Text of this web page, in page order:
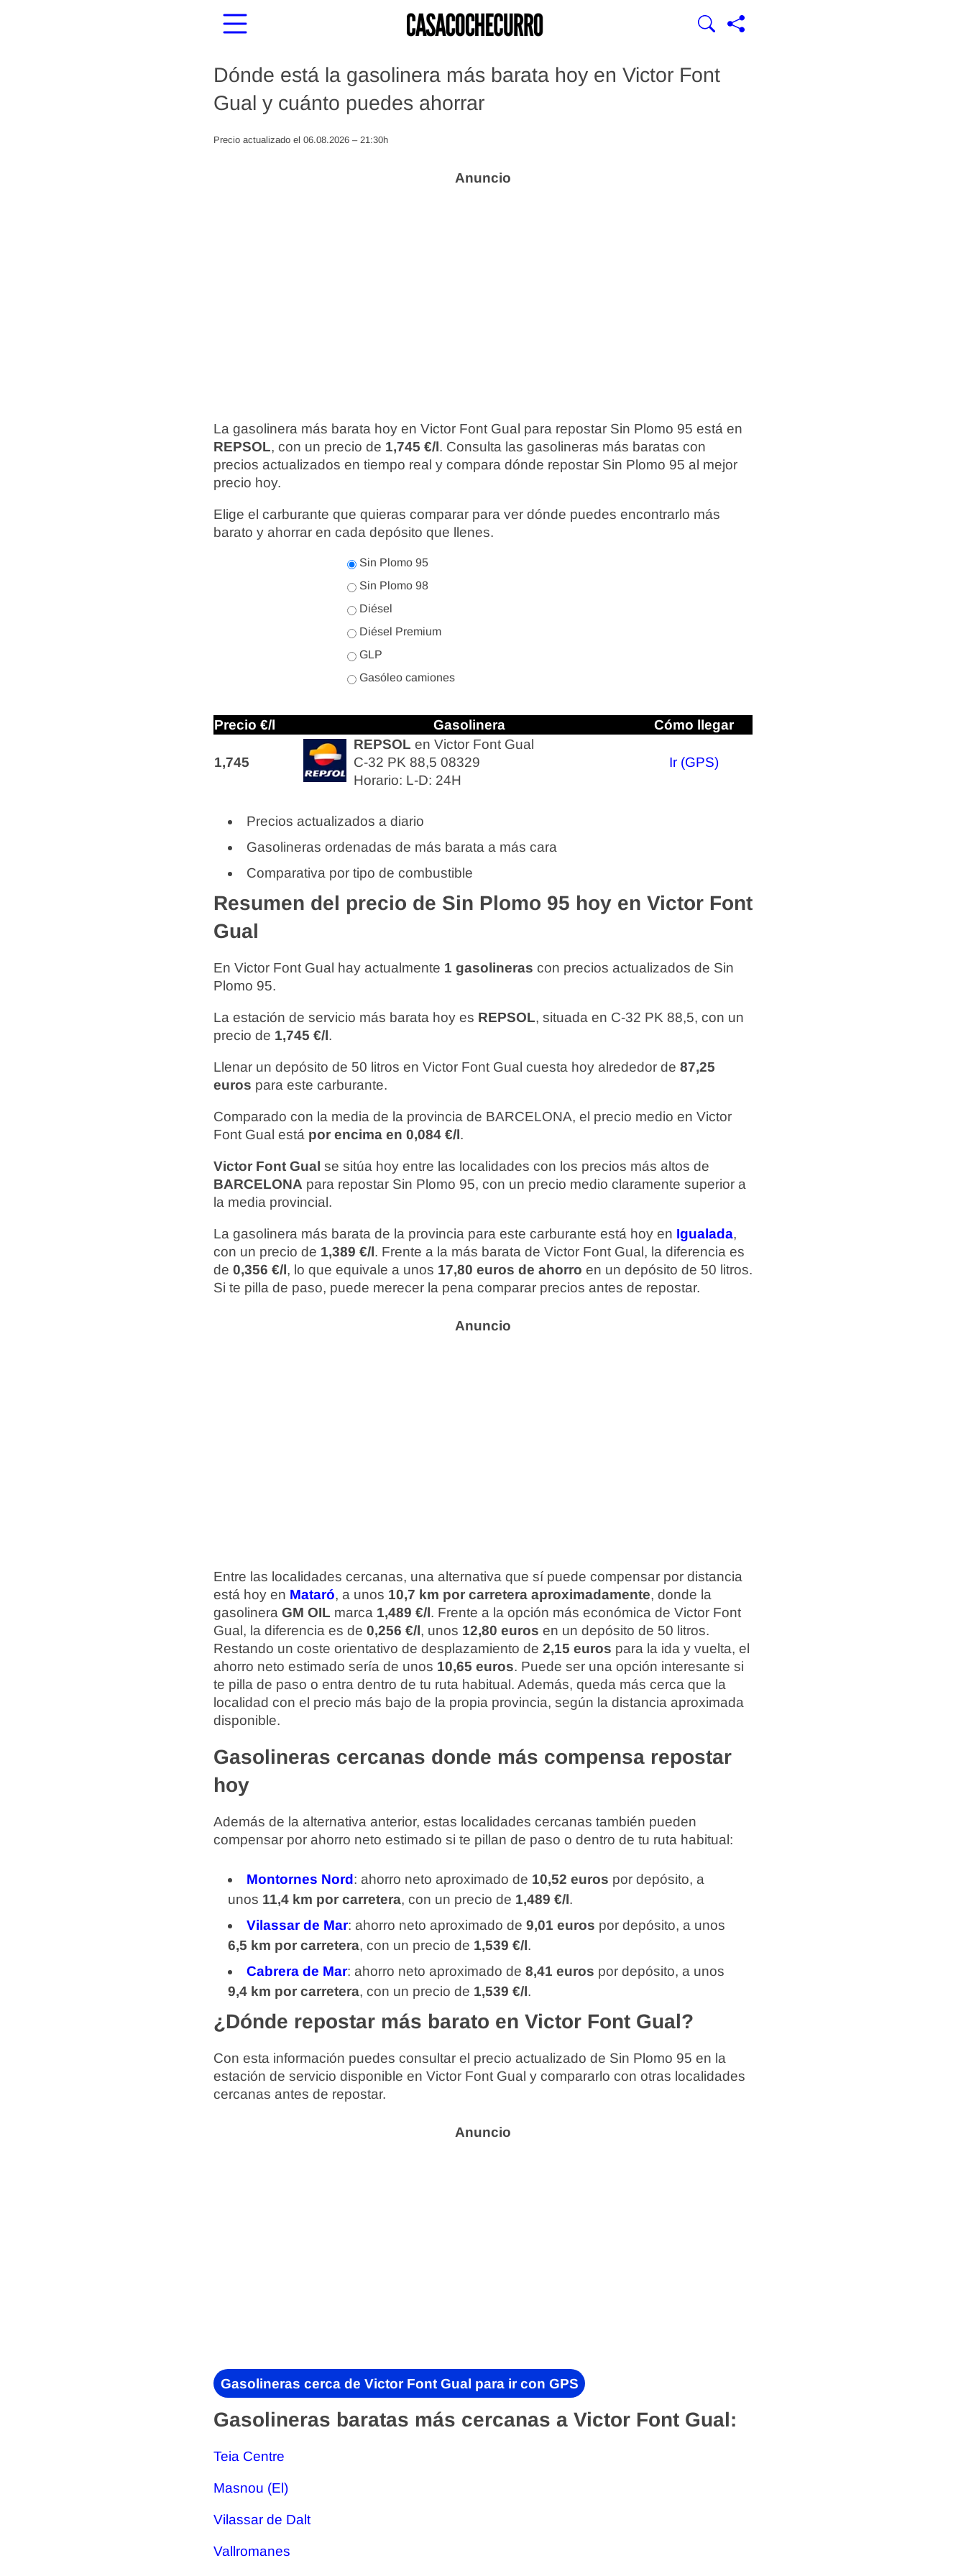
Dónde está la gasolinera más barata hoy en Victor Font
Gual y cuánto puedes ahorrar
Precio actualizado el 06.08.2026 – 21:30h
La gasolinera más barata hoy en Victor Font Gual para repostar Sin Plomo 95 está en
REPSOL, con un precio de 1,745 €/l. Consulta las gasolineras más baratas con
precios actualizados en tiempo real y compara dónde repostar Sin Plomo 95 al mejor
precio hoy.
Elige el carburante que quieras comparar para ver dónde puedes encontrarlo más
barato y ahorrar en cada depósito que llenes.
Sin Plomo 95
Sin Plomo 98
Diésel
Diésel Premium
GLP
Gasóleo camiones
Precio €/l Gasolinera Cómo llegar
1,745
REPSOL en Victor Font Gual
C-32 PK 88,5 08329
Horario: L-D: 24H
Ir (GPS)
Precios actualizados a diario
Gasolineras ordenadas de más barata a más cara
Comparativa por tipo de combustible
Resumen del precio de Sin Plomo 95 hoy en Victor Font
Gual
En Victor Font Gual hay actualmente 1 gasolineras con precios actualizados de Sin
Plomo 95.
La estación de servicio más barata hoy es REPSOL, situada en C-32 PK 88,5, con un
precio de 1,745 €/l.
Llenar un depósito de 50 litros en Victor Font Gual cuesta hoy alrededor de 87,25
euros para este carburante.
Comparado con la media de la provincia de BARCELONA, el precio medio en Victor
Font Gual está por encima en 0,084 €/l.
Victor Font Gual se sitúa hoy entre las localidades con los precios más altos de
BARCELONA para repostar Sin Plomo 95, con un precio medio claramente superior a
la media provincial.
La gasolinera más barata de la provincia para este carburante está hoy en Igualada,
con un precio de 1,389 €/l. Frente a la más barata de Victor Font Gual, la diferencia es
de 0,356 €/l, lo que equivale a unos 17,80 euros de ahorro en un depósito de 50 litros.
Si te pilla de paso, puede merecer la pena comparar precios antes de repostar.
Entre las localidades cercanas, una alternativa que sí puede compensar por distancia
está hoy en Mataró, a unos 10,7 km por carretera aproximadamente, donde la
gasolinera GM OIL marca 1,489 €/l. Frente a la opción más económica de Victor Font
Gual, la diferencia es de 0,256 €/l, unos 12,80 euros en un depósito de 50 litros.
Restando un coste orientativo de desplazamiento de 2,15 euros para la ida y vuelta, el
ahorro neto estimado sería de unos 10,65 euros. Puede ser una opción interesante si
te pilla de paso o entra dentro de tu ruta habitual. Además, queda más cerca que la
localidad con el precio más bajo de la propia provincia, según la distancia aproximada
disponible.
Gasolineras cercanas donde más compensa repostar
hoy
Además de la alternativa anterior, estas localidades cercanas también pueden
compensar por ahorro neto estimado si te pillan de paso o dentro de tu ruta habitual:
Montornes Nord: ahorro neto aproximado de 10,52 euros por depósito, a
unos 11,4 km por carretera, con un precio de 1,489 €/l.
Vilassar de Mar: ahorro neto aproximado de 9,01 euros por depósito, a unos
6,5 km por carretera, con un precio de 1,539 €/l.
Cabrera de Mar: ahorro neto aproximado de 8,41 euros por depósito, a unos
9,4 km por carretera, con un precio de 1,539 €/l.
¿Dónde repostar más barato en Victor Font Gual?
Con esta información puedes consultar el precio actualizado de Sin Plomo 95 en la
estación de servicio disponible en Victor Font Gual y compararlo con otras localidades
cercanas antes de repostar.
Gasolineras cerca de Victor Font Gual para ir con GPS
Gasolineras baratas más cercanas a Victor Font Gual:
Teia Centre
Masnou (El)
Vilassar de Dalt
Vallromanes